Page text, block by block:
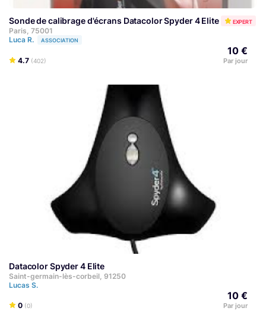
Sonde de calibrage d'écrans Datacolor Spyder 4 Elite EXPERT
Paris, 75001
Luca R.
ASSOCIATION
4.7 (402)
10 €
Par jour
Datacolor Spyder 4 Elite
Saint-germain-lès-corbeil, 91250
Lucas S.
0 (0)
10 €
Par jour